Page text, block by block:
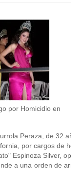
por Homicidio en
Peraza, de 32
por cargos de
Espinoza Silver,
a una orden de